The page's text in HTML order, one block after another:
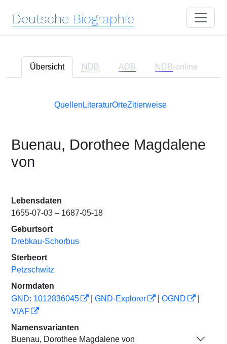
Deutsche Biographie
Übersicht NDB ADB NDB-online
Quellen LiteraturOrteZitierweise
Buenau, Dorothee Magdalene
von
Lebensdaten
1655-07-03 – 1687-05-18
Geburtsort
Drebkau-Schorbus
Sterbeort
Petzschwitz
Normdaten
GND: 1012836045
GND-Explorer OGND
VIAF
Namensvarianten
Buenau, Dorothee Magdalene von